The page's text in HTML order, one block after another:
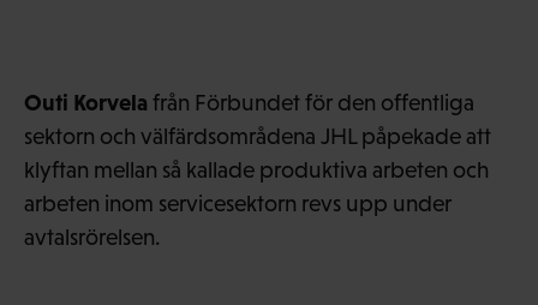
Outi Korvela från Förbundet för den offentliga
sektorn och välfärdsområdena JHL påpekade att
klyftan mellan så kallade produktiva arbeten och
arbeten inom servicesektorn revs upp under
avtalsrörelsen.